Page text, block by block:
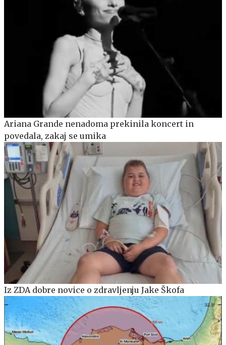
Ariana Grande nenadoma prekinila koncert in
povedala, zakaj se umika
Iz ZDA dobre novice o zdravljenju Jake Škofa